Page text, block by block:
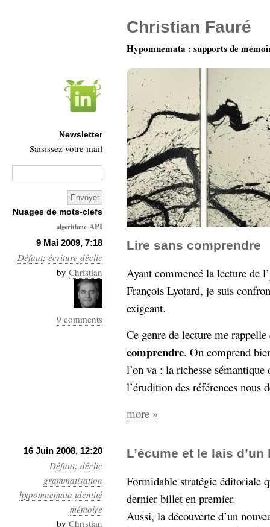
9 Mai 2009, 7:18
Défaut: écriture déclic
by Christian
9 comments
Lire sans comprendre
Ayant commencé la lecture de l’
François Lyotard, je suis
exigeant.
Ce genre de lecture me
comprendre. On comprend
l’on va : la richesse
l’érudition des références nous
more »
16 Juin 2008, 12:20
Défaut: déclic
grammatisation
hypomnemata identité
mémoire
by Christian
L’écume et le lais d’un
Formidable stratégie éditoriale
dernier billet en premier.
Aussi, la découverte d’un
Christian Fauré
Hypomnemata : supports de
Newsletter
Saisissez votre mail
Nuages de mots-clefs
algorithme API
Architecture
Ars-
Industrialis
business_model
cinéma
enregistrement
entreprise Entreprise-
2.0 google
grammatisation